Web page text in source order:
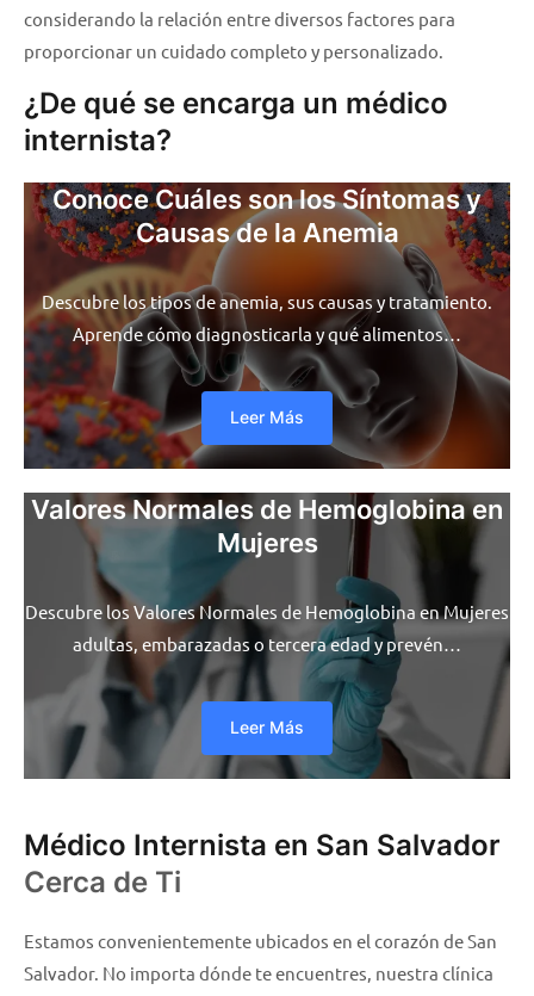
considerando la relación entre diversos factores para
proporcionar un cuidado completo y personalizado.
¿De qué se encarga un médico
internista?
Conoce Cuáles son los Síntomas y
Causas de la Anemia
Descubre los tipos de anemia, sus causas y tratamiento.
Aprende cómo diagnosticarla y qué alimentos…
Leer Más
Valores Normales de Hemoglobina en
Mujeres
Descubre los Valores Normales de Hemoglobina en Mujeres
adultas, embarazadas o tercera edad y prevén…
Leer Más
Médico Internista en San Salvador
Cerca de Ti
Estamos convenientemente ubicados en el corazón de San
Salvador. No importa dónde te encuentres, nuestra clínica